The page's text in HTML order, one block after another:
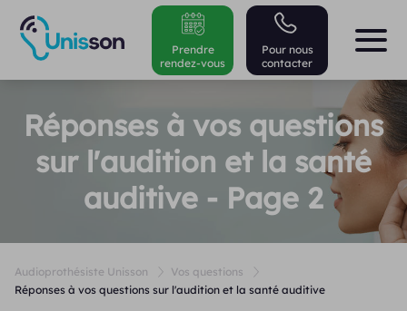
Pour nous
contacter
Prendre
rendez-vous
Réponses à vos questions
sur l'audition et la santé
auditive - Page 2
Audioprothésiste Unisson
Vos questions
Réponses à vos questions sur l'audition et la santé auditive